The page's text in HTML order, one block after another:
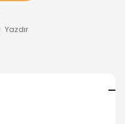
Yazdır